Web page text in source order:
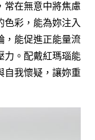
常在無意中將焦慮
色彩，能為妳注入
，能促進正能量流
力。配戴紅瑪瑙能
自我懷疑，讓妳重